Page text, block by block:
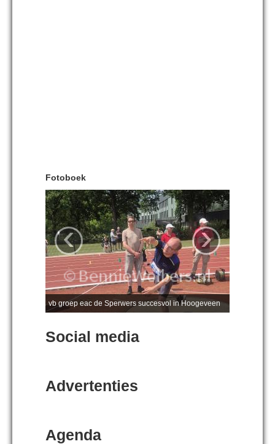
Fotoboek
vb groep eac de Sperwers succesvol in Hoogeveen
‹ ›
Social media
Advertenties
Agenda